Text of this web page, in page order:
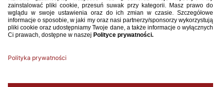
19. Alex Krakowiak (Toronto FC)